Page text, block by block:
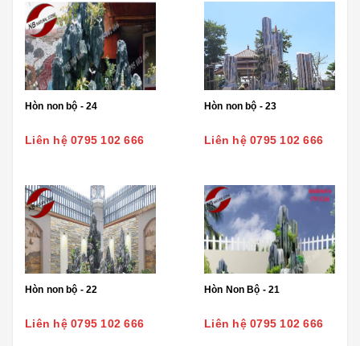
Hòn non bộ - 24
Liên hệ 0795 102 666
Hòn non bộ - 23
Liên hệ 0795 102 666
Hòn non bộ - 22
Liên hệ 0795 102 666
Hòn Non Bộ - 21
Liên hệ 0795 102 666